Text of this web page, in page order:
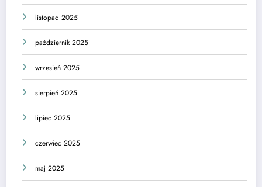
listopad 2025
październik 2025
wrzesień 2025
sierpień 2025
lipiec 2025
czerwiec 2025
maj 2025